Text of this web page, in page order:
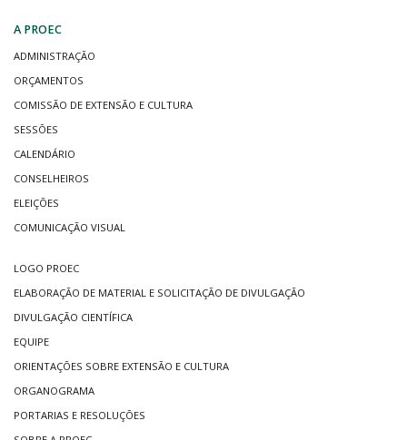
A PROEC
ADMINISTRAÇÃO
ORÇAMENTOS
COMISSÃO DE EXTENSÃO E CULTURA
SESSÕES
CALENDÁRIO
CONSELHEIROS
ELEIÇÕES
COMUNICAÇÃO VISUAL
LOGO PROEC
ELABORAÇÃO DE MATERIAL E SOLICITAÇÃO DE DIVULGAÇÃO
DIVULGAÇÃO CIENTÍFICA
EQUIPE
ORIENTAÇÕES SOBRE EXTENSÃO E CULTURA
ORGANOGRAMA
PORTARIAS E RESOLUÇÕES